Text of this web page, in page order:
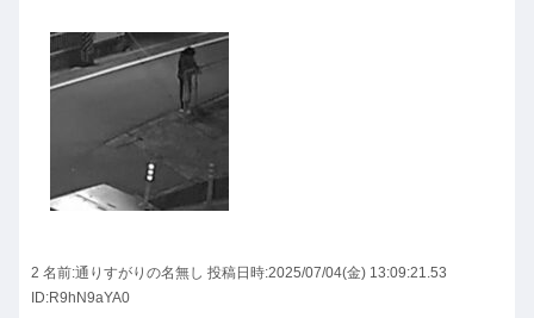
2 名前:通りすがりの名無し 投稿日時:2025/07/04(金) 13:09:21.53
ID:R9hN9aYA0